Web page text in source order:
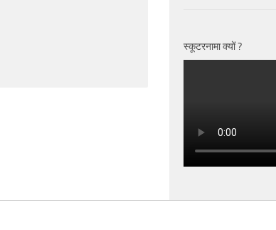
स्कूटरनामा क्यों ?